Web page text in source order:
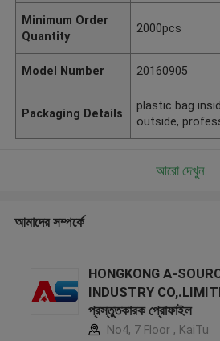
Minimum Order
Quantity
2000pcs
Model Number 20160905
Packaging Details
plastic bag
outside,
আরো দেখুন
আমাদের সম্পর্কে
HONGKONG A-
INDUSTRY
প্রস্তুতকারক প্রোফাইল
No4, 7 Floor , KaiTu